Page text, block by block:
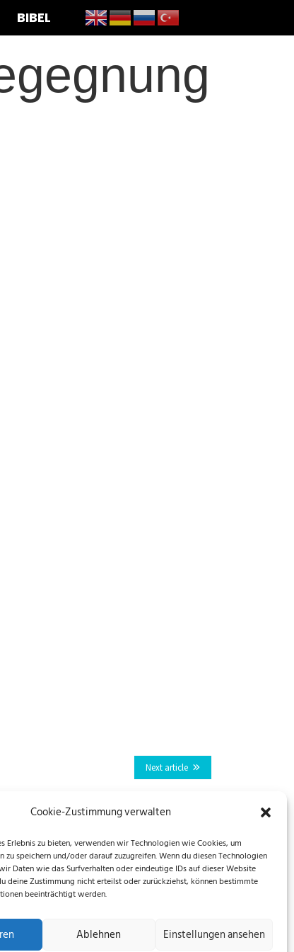
Cookie-Zustimmung verwalten
Erlebnis zu bieten, verwenden wir Technologien wie Cookies, um
zu speichern und/oder darauf zuzugreifen. Wenn du diesen Technologien
Daten wie das Surfverhalten oder eindeutige IDs auf dieser Website
deine Zustimmung nicht erteilst oder zurückziehst, können bestimmte
beeinträchtigt werden.
Ablehnen Einstellungen ansehen
BIBEL
Next article